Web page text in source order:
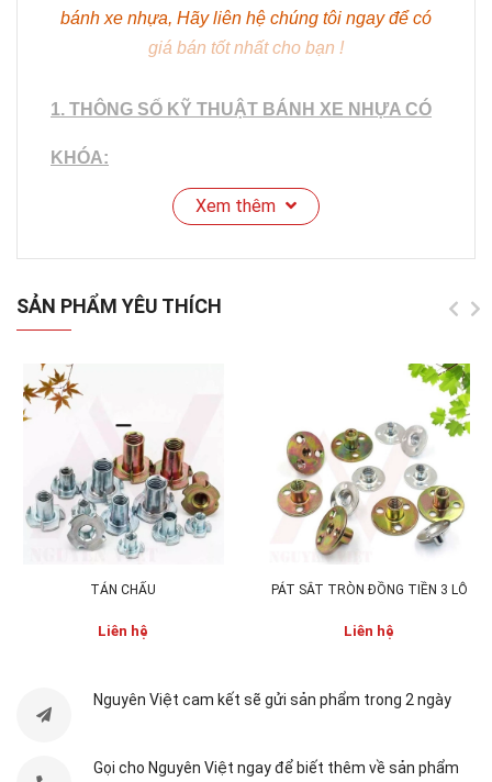
bánh xe nhựa, Hãy liên hệ chúng tôi ngay để có
giá bán tốt nhất cho bạn !
1. THÔNG SỐ KỸ THUẬT BÁNH XE NHỰA CÓ
KHÓA:
Xem thêm
SẢN PHẨM YÊU THÍCH
TÁN CHẤU
Liên hệ
PÁT SẮT TRÒN ĐỒNG TIỀN 3 LỖ
Liên hệ
Nguyên Việt cam kết sẽ gửi sản phẩm trong 2 ngày
Gọi cho Nguyên Việt ngay để biết thêm về sản phẩm